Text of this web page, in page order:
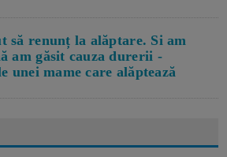
să renunț la alăptare. Si am
am găsit cauza durerii -
unei mame care alăptează